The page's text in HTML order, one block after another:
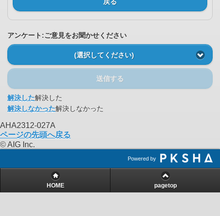
アンケート:ご意見をお聞かせください
(選択してください)
送信する
解決した解決した
解決しなかった解決しなかった
AHA2312-027A
ページの先頭へ戻る
© AIG Inc.
Powered by
HOME pagetop